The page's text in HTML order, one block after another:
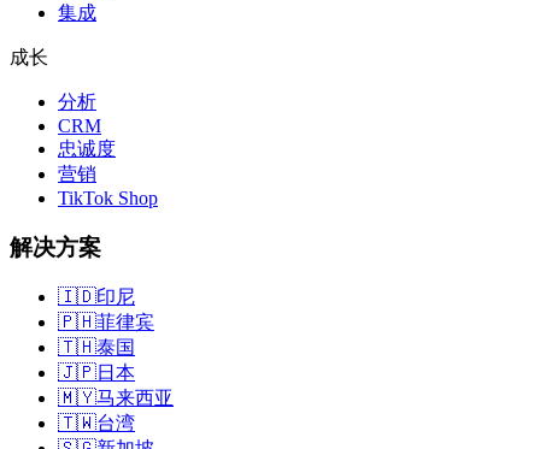
集成
成长
分析
CRM
忠诚度
营销
TikTok Shop
解决方案
🇮🇩印尼
🇵🇭菲律宾
🇹🇭泰国
🇯🇵日本
🇲🇾马来西亚
🇹🇼台湾